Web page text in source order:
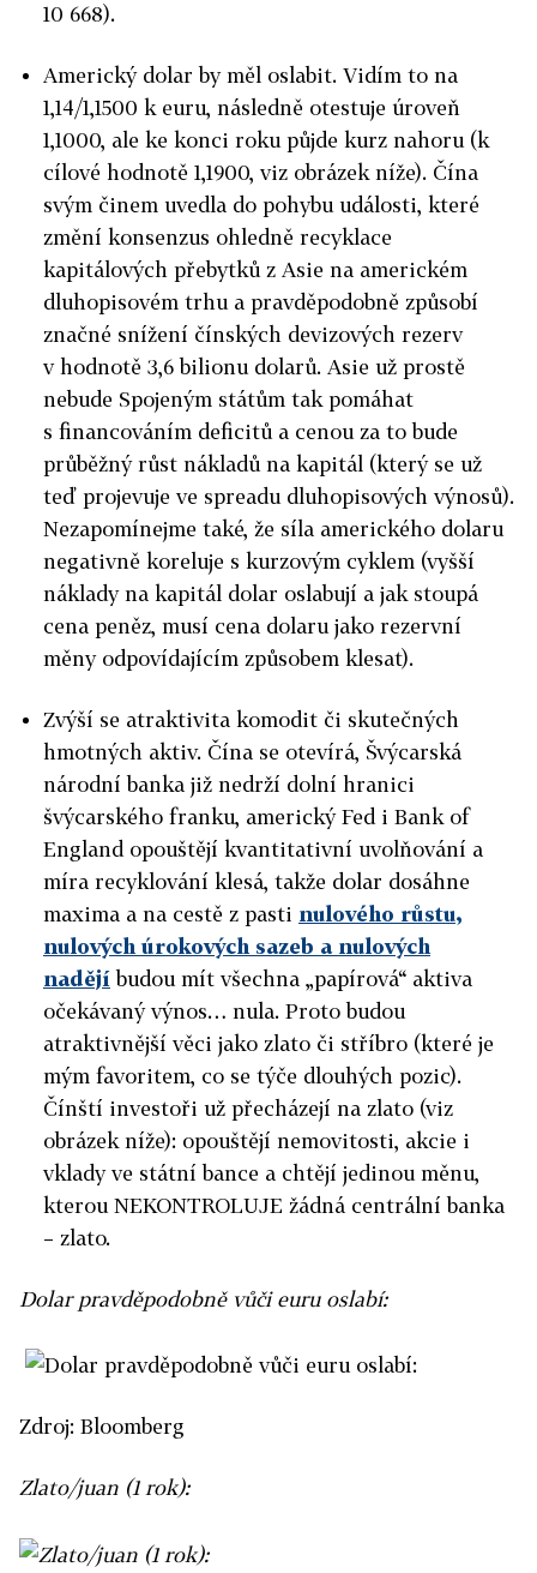
10 668).
Americký dolar by měl oslabit. Vidím to na
1,14/1,1500 k euru, následně otestuje úroveň
1,1000, ale ke konci roku půjde kurz nahoru (k
cílové hodnotě 1,1900, viz obrázek níže). Čína
svým činem uvedla do pohybu události, které
změní konsenzus ohledně recyklace
kapitálových přebytků z Asie na americkém
dluhopisovém trhu a pravděpodobně způsobí
značné snížení čínských devizových rezerv
v hodnotě 3,6 bilionu dolarů. Asie už prostě
nebude Spojeným státům tak pomáhat
s financováním deficitů a cenou za to bude
průběžný růst nákladů na kapitál (který se už
teď projevuje ve spreadu dluhopisových výnosů).
Nezapomínejme také, že síla amerického dolaru
negativně koreluje s kurzovým cyklem (vyšší
náklady na kapitál dolar oslabují a jak stoupá
cena peněz, musí cena dolaru jako rezervní
měny odpovídajícím způsobem klesat).
Zvýší se atraktivita komodit či skutečných
hmotných aktiv. Čína se otevírá, Švýcarská
národní banka již nedrží dolní hranici
švýcarského franku, americký Fed i Bank of
England opouštějí kvantitativní uvolňování a
míra recyklování klesá, takže dolar dosáhne
maxima a na cestě z pasti nulového růstu,
nulových úrokových sazeb a nulových
nadějíbudou mít všechna „papírová“ aktiva
očekávaný výnos… nula. Proto budou
atraktivnější věci jako zlato či stříbro (které je
mým favoritem, co se týče dlouhých pozic).
Čínští investoři už přecházejí na zlato (viz
obrázek níže): opouštějí nemovitosti, akcie i
vklady ve státní bance a chtějí jedinou měnu,
kterou NEKONTROLUJE žádná centrální banka
– zlato.
Dolar pravděpodobně vůči euru oslabí:
Zdroj: Bloomberg
Zlato/juan (1 rok):